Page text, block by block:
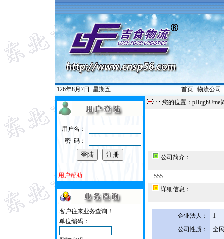
126年8月7日 星期五 首页| 物流公司
用户名：
密 码：
用户帮助...
客户往来业务查询！
单位编码：
您的位置：pHqghUme
公司简介：
555
详细信息：
企业法人：
1
公司性质：
全